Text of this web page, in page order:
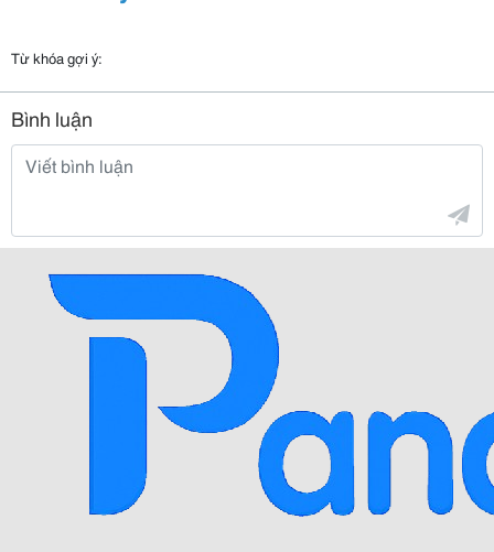
Từ khóa gợi ý:
Bình luận